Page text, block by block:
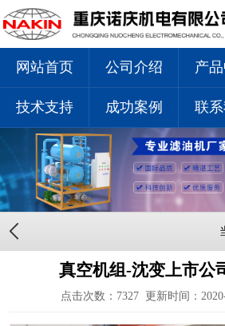
网站首页 公司介绍 产
技术支持 成功案例 联
真空机组-沈变上市公
点击次数： 7327 更新时间：